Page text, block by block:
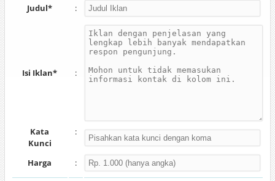
Judul* :
Isi Iklan* :
Kata
Kunci
:
Harga :